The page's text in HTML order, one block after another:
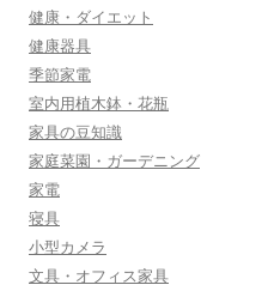
健康・ダイエット
健康器具
季節家電
室内用植木鉢・花瓶
家具の豆知識
家庭菜園・ガーデニング
家電
寝具
小型カメラ
文具・オフィス家具